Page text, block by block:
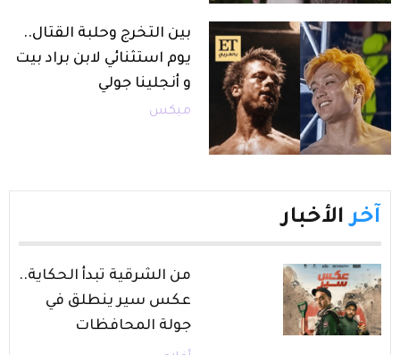
بين التخرج وحلبة القتال..
يوم استثنائي لابن براد بيت
و أنجلينا جولي
ميكس
آخر الأخبار
من الشرقية تبدأ الحكاية..
عكس سير ينطلق في
جولة المحافظات